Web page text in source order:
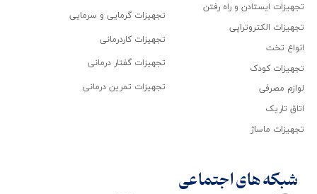
تجهیزات ایستادن و راه رفتن
تجهیزات الکتروتراپی
انواع تخت
تجهیزات کودک
لوازم مصرفی
اتاق تاریک
تجهیزات ماساژ
تجهیزات گرمایی و سرمایی
تجهیزات کاردرمانی
تجهیزات گفتار درمانی
تجهیزات تمرین درمانی
شبکه های اجتماعی